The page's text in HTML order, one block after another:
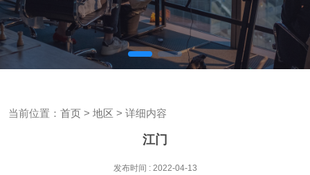
当前位置： 首页 > 地区 > 详细内容
江门
发布时间 : 2022-04-13